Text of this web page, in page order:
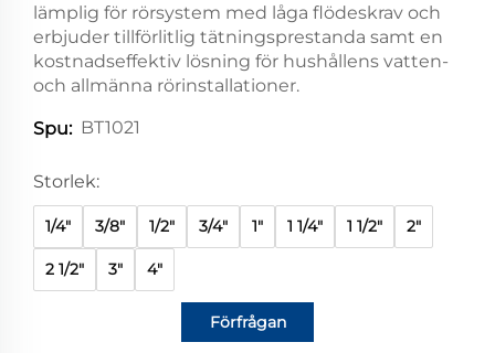
lämplig för rörsystem med låga flödeskrav och
erbjuder tillförlitlig tätningsprestanda samt en
kostnadseffektiv lösning för hushållens vatten-
och allmänna rörinstallationer.
Spu: BT1021
Storlek:
1/4" 3/8" 1/2" 3/4" 1" 1 1/4" 1 1/2" 2"
2 1/2" 3" 4"
Förfrågan